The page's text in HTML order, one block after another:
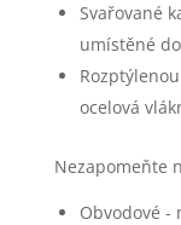
Svařované
umístěné
ocelová
Nezapomeňte
Obvodové -